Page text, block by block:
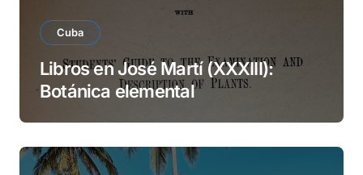
Cuba
Libros en José Martí (XXXIII):
Botánica elemental